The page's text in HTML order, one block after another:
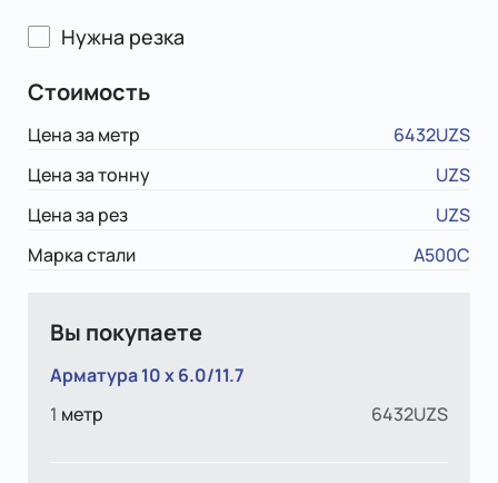
Нужна резка
Стоимость
Цена за метр
6432UZS
Цена за тонну
UZS
Цена за рез
UZS
Марка стали
А500С
Вы покупаете
Арматура 10 x 6.0/11.7
1 метр 6432UZS